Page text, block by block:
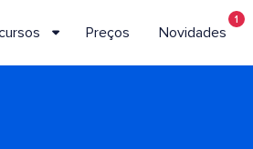
Preços Novidades
1